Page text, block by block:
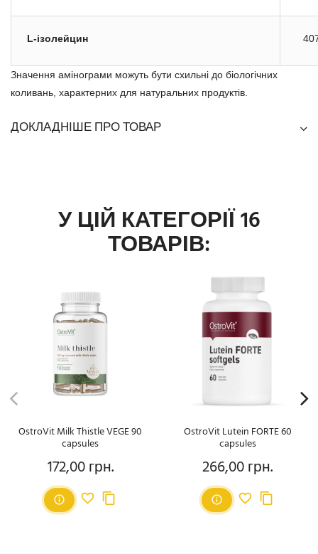
L-ізолейцин
Значення амінограми можуть бути схильні до біологічних
коливань, характерних для натуральних продуктів.
ДОКЛАДНІШЕ ПРО ТОВАР
У ЦІЙ КАТЕГОРІЇ 16
ТОВАРІВ:
OstroVit Milk Thistle VEGE 90
capsules
Ціна
172,00 грн.
OstroVit Lutein FORTE 60
capsules
Ціна
266,00 грн.